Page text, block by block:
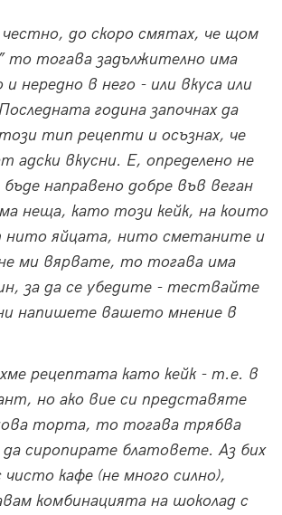
Baileys
до скоро смятах, че щом
то тогава задължително има
нередно в него - или вкуса или
година започнах да
тип рецепти и осъзнах, че
адски вкусни. Е, определено не
направено добре във веган
неща, като този кейк, на които
нито яйцата, нито сметаните и
ми вярвате, то тогава има
за да се убедите - тествайте
напишете вашето мнение в
рецептата като кейк - т.е. в
но ако вие си представяте
торта, то тогава трябва
сиропирате блатовете. Аз бих
чисто кафе (не много силно),
комбинацията на шоколад с